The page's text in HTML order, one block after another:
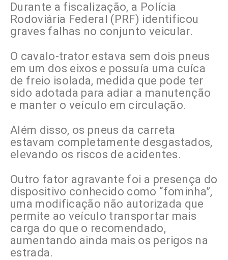
Durante a fiscalização, a Polícia
Rodoviária Federal (PRF) identificou
graves falhas no conjunto veicular.
O cavalo-trator estava sem dois pneus
em um dos eixos e possuía uma cuíca
de freio isolada, medida que pode ter
sido adotada para adiar a manutenção
e manter o veículo em circulação.
Além disso, os pneus da carreta
estavam completamente desgastados,
elevando os riscos de acidentes.
Outro fator agravante foi a presença do
dispositivo conhecido como “fominha”,
uma modificação não autorizada que
permite ao veículo transportar mais
carga do que o recomendado,
aumentando ainda mais os perigos na
estrada.